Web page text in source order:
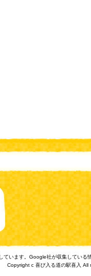
ています。Google社が収集している
Copyright c 喜び入る道の駅喜入 All